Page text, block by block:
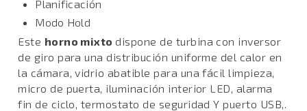
Planificación
Modo Hold
Este horno mixto dispone de turbina con inversor
de giro para una distribución uniforme del calor en
la cámara, vidrio abatible para una fácil limpieza,
micro de puerta, iluminación interior LED, alarma
fin de ciclo, termostato de seguridad Y puerto USB,.